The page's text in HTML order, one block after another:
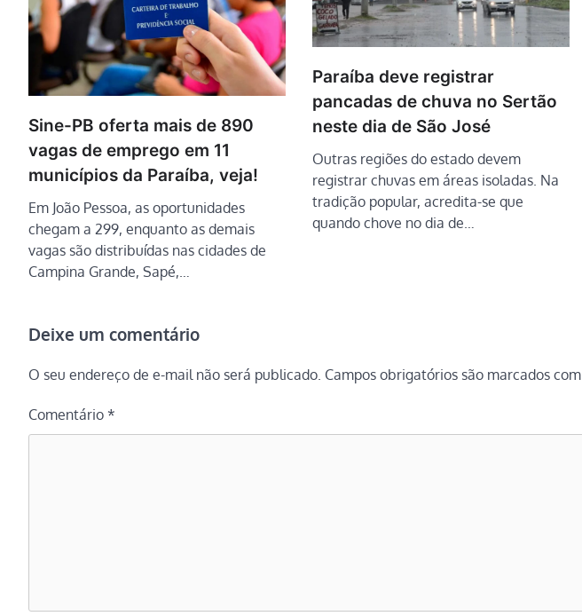
Sine-PB oferta mais de 890
vagas de emprego em 11
municípios da Paraíba, veja!
Em João Pessoa, as oportunidades
chegam a 299, enquanto as demais
vagas são distribuídas nas cidades de
Campina Grande, Sapé,…
Paraíba deve registrar
pancadas de chuva no Sertão
neste dia de São José
Outras regiões do estado devem
registrar chuvas em áreas isoladas. Na
tradição popular, acredita-se que
quando chove no dia de…
Deixe um comentário
O seu endereço de e-mail não será publicado. Campos obrigatórios são marcados com
Comentário *